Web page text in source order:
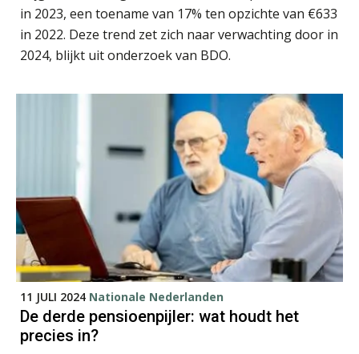
in 2023, een toename van 17% ten opzichte van €633
in 2022. Deze trend zet zich naar verwachting door in
2024, blijkt uit onderzoek van BDO.
11 JULI 2024 Nationale Nederlanden
De derde pensioenpijler: wat houdt het
precies in?
Hanneke Kroonenberg
Imke Bos
Martine Cranendonk